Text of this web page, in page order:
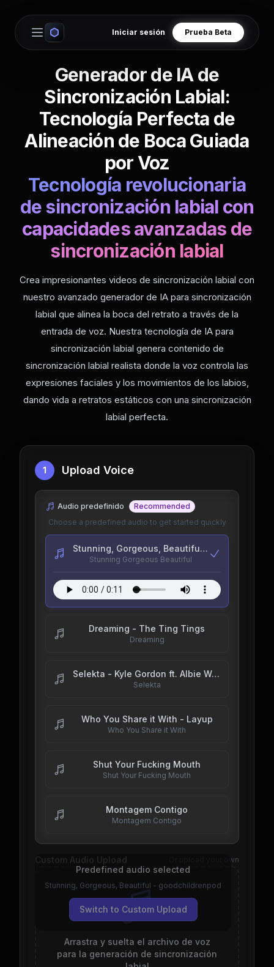
Open main menu
Iniciar sesión Prueba Beta
Generador de IA de
Sincronización Labial:
Tecnología Perfecta de
Alineación de Boca Guiada
por Voz
Tecnología revolucionaria
de sincronización labial con
capacidades avanzadas de
sincronización labial
Crea impresionantes videos de sincronización labial con
nuestro avanzado generador de IA para sincronización
labial que alinea la boca del retrato a través de la
entrada de voz. Nuestra tecnología de IA para
sincronización labial genera contenido de
sincronización labial realista donde la voz controla las
expresiones faciales y los movimientos de los labios,
dando vida a retratos estáticos con una sincronización
labial perfecta.
1 Upload Voice
Audio predefinido
Recommended
Choose a predefined audio to get started quickly
Stunning, Gorgeous, Beautiful - goodchildrenpod
Stunning Gorgeous Beautiful
Dreaming - The Ting Tings
Dreaming
Selekta - Kyle Gordon ft. Albie Wobble, Trixie B & SIDEQUEST
Selekta
Who You Share it With - Layup
Who You Share it With
Shut Your Fucking Mouth
Shut Your Fucking Mouth
Montagem Contigo
Montagem Contigo
Predefined audio selected
Stunning, Gorgeous, Beautiful - goodchildrenpod
Switch to Custom Upload
Custom Audio Upload Or upload your own
Arrastra y suelta el archivo de voz
para la generación de sincronización